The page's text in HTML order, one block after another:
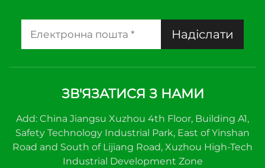
Надіслати
ЗВ'ЯЗАТИСЯ З НАМИ
Add: China Jiangsu Xuzhou 4th Floor, Building A1,
Safety Technology Industrial Park, East of Yinshan
Road and South of Lijiang Road, Xuzhou High-Tech
Industrial Development Zone